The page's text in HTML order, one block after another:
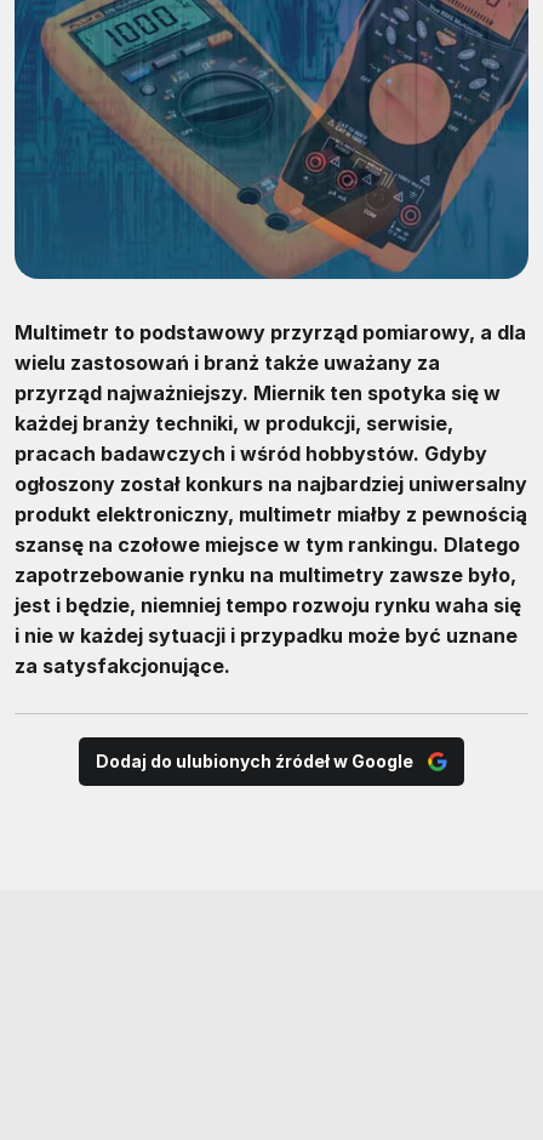
Multimetr to podstawowy przyrząd pomiarowy, a dla
wielu zastosowań i branż także uważany za
przyrząd najważniejszy. Miernik ten spotyka się w
każdej branży techniki, w produkcji, serwisie,
pracach badawczych i wśród hobbystów. Gdyby
ogłoszony został konkurs na najbardziej uniwersalny
produkt elektroniczny, multimetr miałby z pewnością
szansę na czołowe miejsce w tym rankingu. Dlatego
zapotrzebowanie rynku na multimetry zawsze było,
jest i będzie, niemniej tempo rozwoju rynku waha się
i nie w każdej sytuacji i przypadku może być uznane
za satysfakcjonujące.
Dodaj do ulubionych źródeł w Google